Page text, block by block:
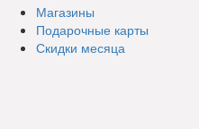
Магазины
Подарочные карты
Скидки месяца